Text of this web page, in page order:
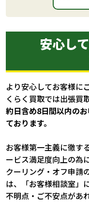
安心し
より安心してお客様に
くらく買取では出張買
約日含め8日間以内の
ております。
お客様第一主義に徹す
ービス満足度向上の為
クーリング・オフ申請
は、「お客様相談室」
不明点・ご不安点があ